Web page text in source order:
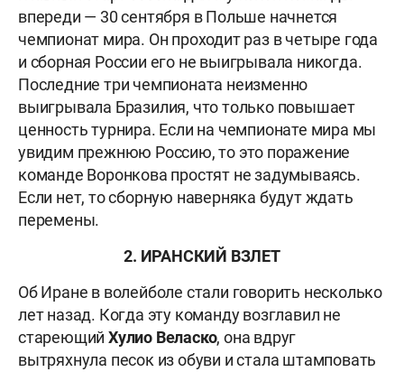
впереди — 30 сентября в Польше начнется
чемпионат мира. Он проходит раз в четыре года
и сборная России его не выигрывала никогда.
Последние три чемпионата неизменно
выигрывала Бразилия, что только повышает
ценность турнира. Если на чемпионате мира мы
увидим прежнюю Россию, то это поражение
команде Воронкова простят не задумываясь.
Если нет, то сборную наверняка будут ждать
перемены.
2. ИРАНСКИЙ ВЗЛЕТ
Об Иране в волейболе стали говорить несколько
лет назад. Когда эту команду возглавил не
стареющий Хулио Веласко, она вдруг
вытряхнула песок из обуви и стала штамповать